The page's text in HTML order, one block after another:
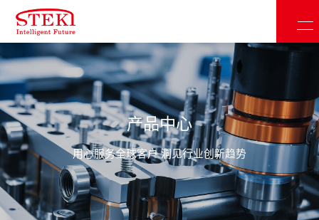
产品中心
用心服务全球客户 洞见行业创新趋势